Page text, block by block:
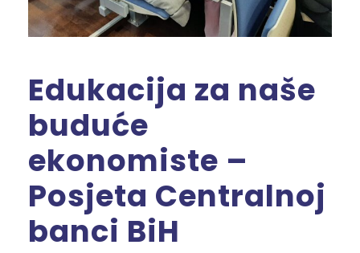
Edukacija za naše
buduće
ekonomiste –
Posjeta Centralnoj
banci BiH